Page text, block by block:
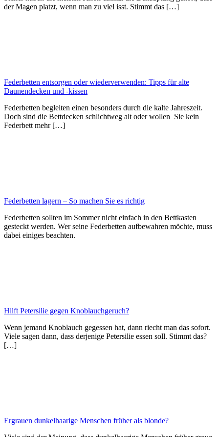
der Magen platzt, wenn man zu viel isst. Stimmt das […]
Federbetten entsorgen oder wiederverwenden: Tipps für alte
Daunendecken und -kissen
Federbetten begleiten einen besonders durch die kalte Jahreszeit.
Doch sind die Bettdecken schlichtweg alt oder wollen Sie kein
Federbett mehr […]
Federbetten lagern – So machen Sie es richtig
Federbetten sollten im Sommer nicht einfach in den Bettkasten
gesteckt werden. Wer seine Federbetten aufbewahren möchte, muss
dabei einiges beachten.
Hilft Petersilie gegen Knoblauchgeruch?
Wenn jemand Knoblauch gegessen hat, dann riecht man das sofort.
Viele sagen dann, dass derjenige Petersilie essen soll. Stimmt das?
[…]
Ergrauen dunkelhaarige Menschen früher als blonde?